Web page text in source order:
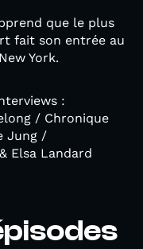
que le plus
fait son entrée au
York.
:
/ Chronique
Jung /
Elsa Landard